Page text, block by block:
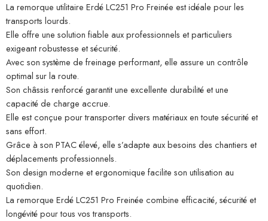
La remorque utilitaire Erdé LC251 Pro Freinée est idéale pour les
transports lourds.
Elle offre une solution fiable aux professionnels et particuliers
exigeant robustesse et sécurité.
Avec son système de freinage performant, elle assure un contrôle
optimal sur la route.
Son châssis renforcé garantit une excellente durabilité et une
capacité de charge accrue.
Elle est conçue pour transporter divers matériaux en toute sécurité et
sans effort.
Grâce à son PTAC élevé, elle s’adapte aux besoins des chantiers et
déplacements professionnels.
Son design moderne et ergonomique facilite son utilisation au
quotidien.
La remorque Erdé LC251 Pro Freinée combine efficacité, sécurité et
longévité pour tous vos transports.